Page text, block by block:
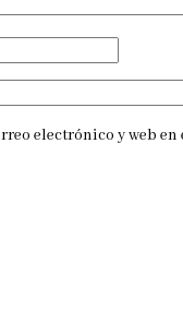
electrónico y web